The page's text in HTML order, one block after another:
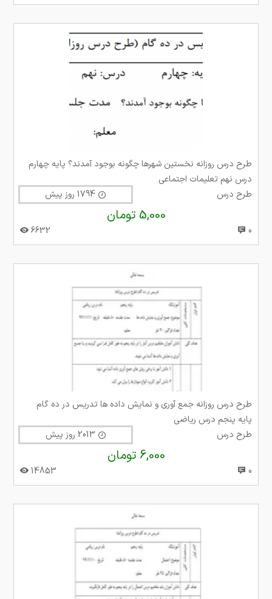
طرح درس روزانه نخستین شهرها چگونه بوجود آمدند؟ پایه چهارم
درس نهم تعلیمات اجتماعی
طرح درس
5,000 تومان
0
6632
طرح درس روزانه جمع آوری و نمایش داده ها تدریس در ده گام
پایه پنجم درس ریاضی
طرح درس
6,000 تومان
0
14853